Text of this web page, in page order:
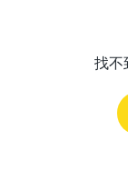
找不